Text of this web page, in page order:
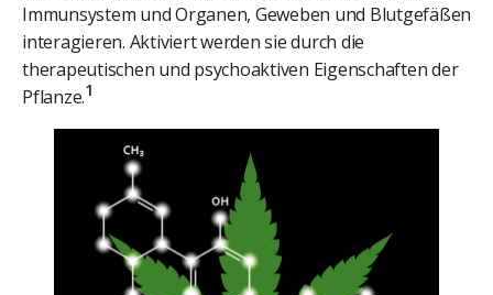
Immunsystem und Organen, Geweben und Blutgefäßen
interagieren. Aktiviert werden sie durch die
therapeutischen und psychoaktiven Eigenschaften der
Pflanze.1